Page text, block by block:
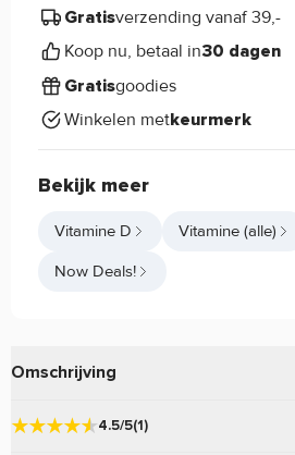
Gratisverzending vanaf 39,-
Koop nu, betaal in30 dagen
Gratisgoodies
Winkelen metkeurmerk
Bekijk meer
Vitamine D Vitamine (alle)
Now Deals!
Omschrijving
Vitamine D-3 Liquid Extra Strength
4.5/5(1)